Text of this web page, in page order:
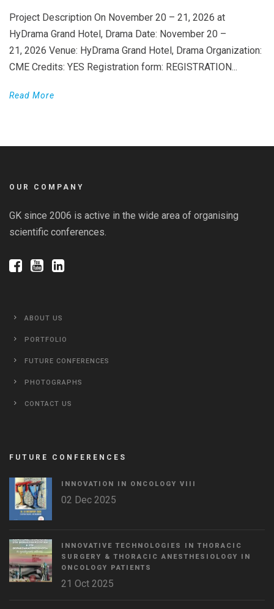
Project Description On November 20 – 21, 2026 at
HyDrama Grand Hotel, Drama Date: November 20 –
21, 2026 Venue: HyDrama Grand Hotel, Drama Organization:
CME Credits: YES Registration form: REGISTRATION...
Read More
OUR COMPANY
GK since 2006 is active in the wide area of organising
scientific conferences.
ABOUT US
PORTFOLIO
FUTURE CONFERENCES
PHOTOGRAPHS
CONTACT US
FUTURE CONFERENCES
INNOVATION IN ONCOLOGY VΙIΙ
02 Dec 2025
INNOVATIVE TECHNOLOGIES IN THORACIC
SURGERY & THORACIC ANESTHESIOLOGY IN
ONCOLOGY PATIENTS
21 Oct 2025